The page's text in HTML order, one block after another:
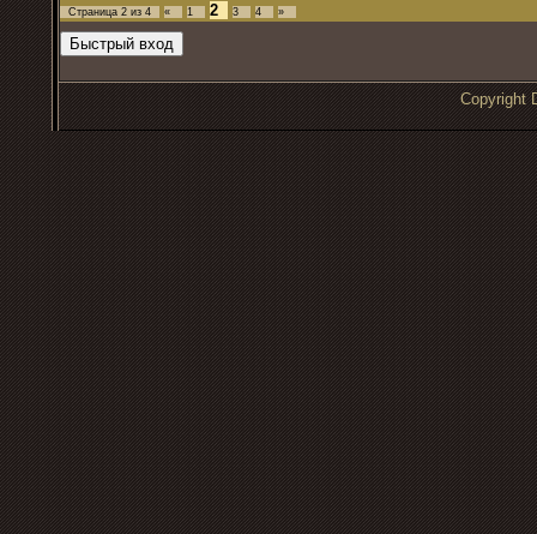
Страница 2 из 4 « 1 2 3 4 »
Copyright